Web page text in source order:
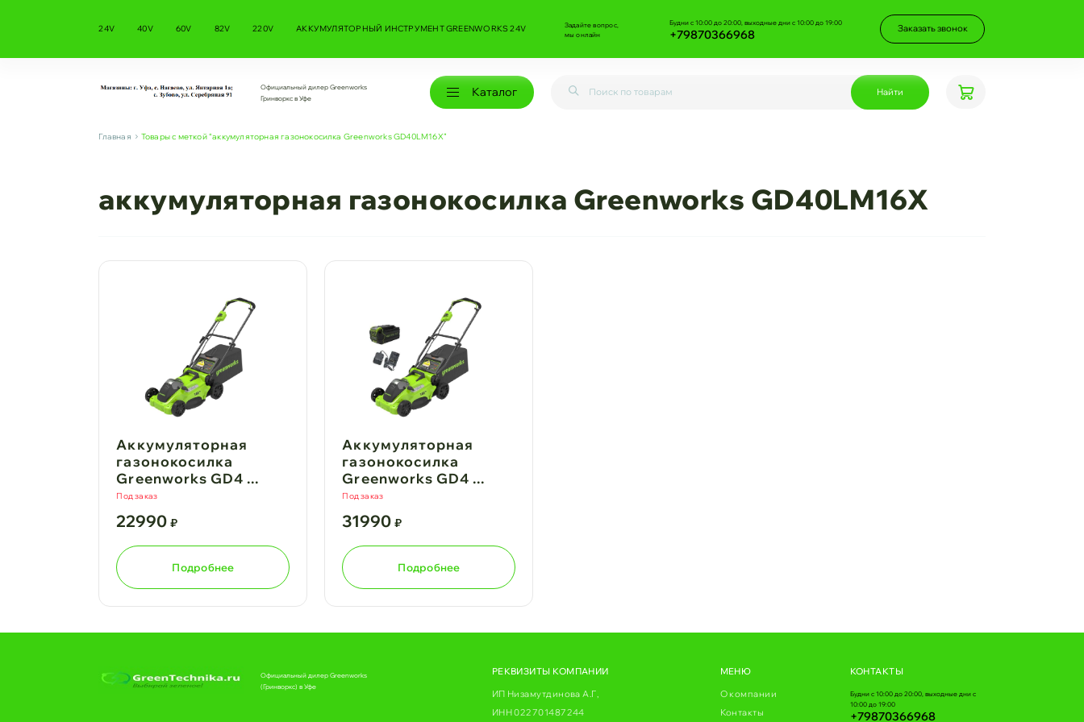
24V 40V 60V 82V 220V АККУМУЛЯТОРНЫЙ ИНСТРУМЕНТ GREENWORKS 24V
Задайте вопрос,
мы онлайн
Будни с 10:00 до 20:00, выходные дни с 10:00 до 19:00
+79870366968 Заказать звонок
Официальный дилер Greenworks
Гринворкс в Уфе
Каталог Найти
Главная Товары с меткой “аккумуляторная газонокосилка Greenworks GD40LM16X”
аккумуляторная газонокосилка Greenworks GD40LM16X
Аккумуляторная
газонокосилка
Greenworks GD4 ...
Под заказ
22990₽
Подробнее
Аккумуляторная
газонокосилка
Greenworks GD4 ...
Под заказ
31990₽
Подробнее
Официальный дилер Greenworks
(Гринворкс) в Уфе
РЕКВИЗИТЫ КОМПАНИИ
ИП Низамутдинова А.Г,
ИНН 022701487244
МЕНЮ
О компании
Контакты
КОНТАКТЫ
Будни с 10:00 до 20:00, выходные дни с
10:00 до 19:00
+79870366968